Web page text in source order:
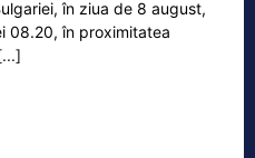
în ziua de 8 august,
08.20, în proximitatea